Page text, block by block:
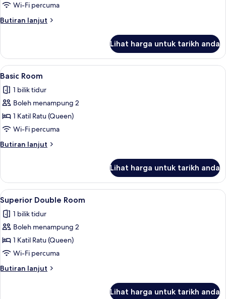
RoomWi-Fi percuma
Butiran lanjut
Butiran
Room
Lihat harga untuk tarikh anda
Lihat
semua
foto
untuk
Basic
Room
Basic Room | Peralatan tempat tidur
1
Basic Room
1 bilik tidur
Boleh menampung 2
1 Katil Ratu (Queen)
Wi-Fi percuma
Butiran lanjut
Butiran
Room
Lihat harga untuk tarikh anda
Lihat
semua
foto
untuk
Superior
Double
Room
Superior Double Room | Peralatan
1
Superior Double Room
1 bilik tidur
Boleh menampung 2
1 Katil Ratu (Queen)
Wi-Fi percuma
Butiran lanjut
Butiran
Lihat harga untuk tarikh anda